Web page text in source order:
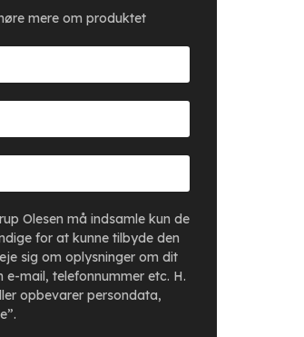
mere om produktet
Olesen må indsamle kun de
for at kunne tilbyde den
sig om oplysninger om dit
mail, telefonnummer etc. H.
opbevarer persondata,